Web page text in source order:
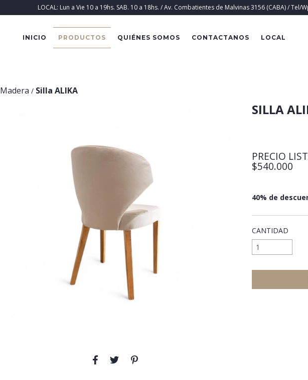
LOCAL: Lun a Vie 10 a 19hs. SAB. 10 a 18hs. / Av. Combatientes de Malvinas 3156 (CABA) / Tel/
INICIO PRODUCTOS QUIÉNES SOMOS CONTACTANOS LOCAL
Madera / Silla ALIKA
SILLA
PRECIO
$540.000
40% de
CANTIDAD